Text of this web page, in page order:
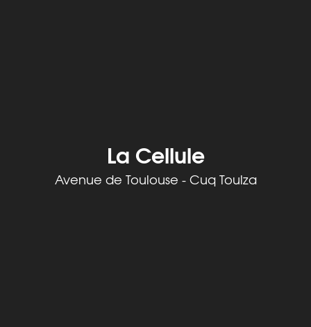
La Cellule
Avenue de Toulouse - Cuq Toulza